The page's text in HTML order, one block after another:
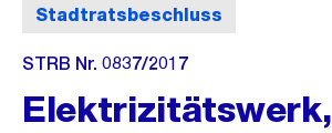
Stadtratsbeschluss
STRB Nr. 0837/2017
Elektrizitätswerk,